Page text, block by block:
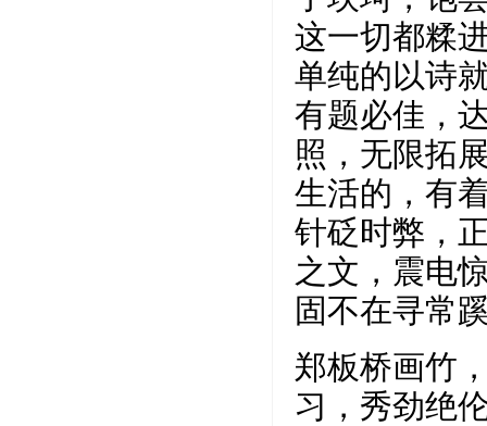
这一切都糅
单纯的以诗
有题必佳，
照，无限拓
生活的，有
针砭时弊，
之文，震电
固不在寻常
郑板桥画竹
习，秀劲绝